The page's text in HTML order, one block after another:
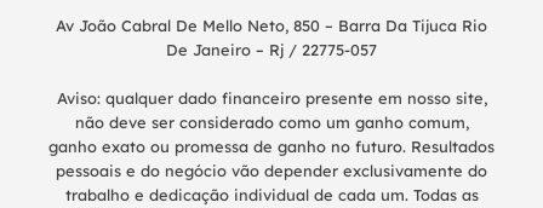
Av João Cabral De Mello Neto, 850 – Barra Da Tijuca Rio
De Janeiro – Rj / 22775-057
Aviso: qualquer dado financeiro presente em nosso site,
não deve ser considerado como um ganho comum,
ganho exato ou promessa de ganho no futuro. Resultados
pessoais e do negócio vão depender exclusivamente do
trabalho e dedicação individual de cada um. Todas as